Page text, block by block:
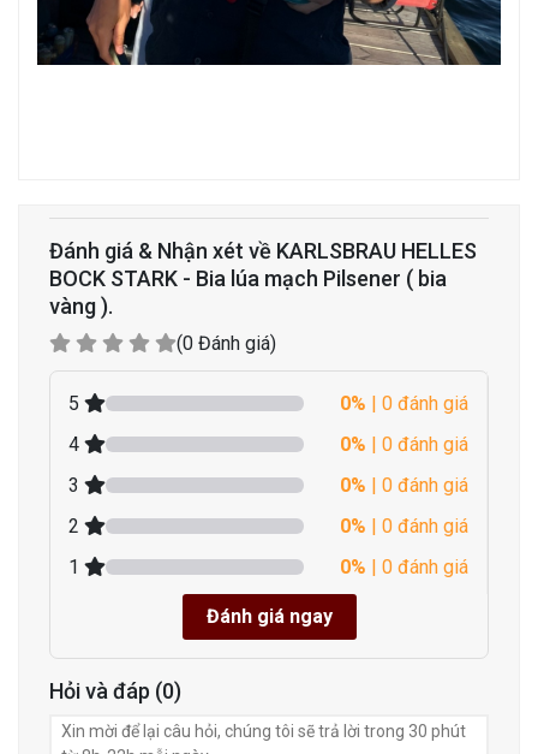
Đánh giá & Nhận xét về KARLSBRAU HELLES
BOCK STARK - Bia lúa mạch Pilsener ( bia
vàng ).
(0 Đánh giá)
5 0% | 0 đánh giá
4
0% | 0 đánh giá
3
0% | 0 đánh giá
2
0% | 0 đánh giá
1
0% | 0 đánh giá
Đánh giá ngay
Hỏi và đáp (0)